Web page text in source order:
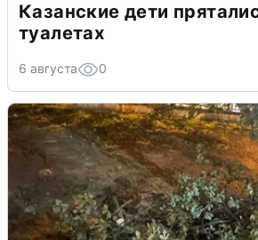
Казанские дети
туалетах
6 августа 0